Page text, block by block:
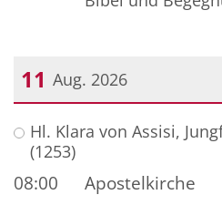
11 Aug. 2026
Datum: 11. August 2026
Hl. Klara von Assisi,
(1253)
08:00 Apostelkirche